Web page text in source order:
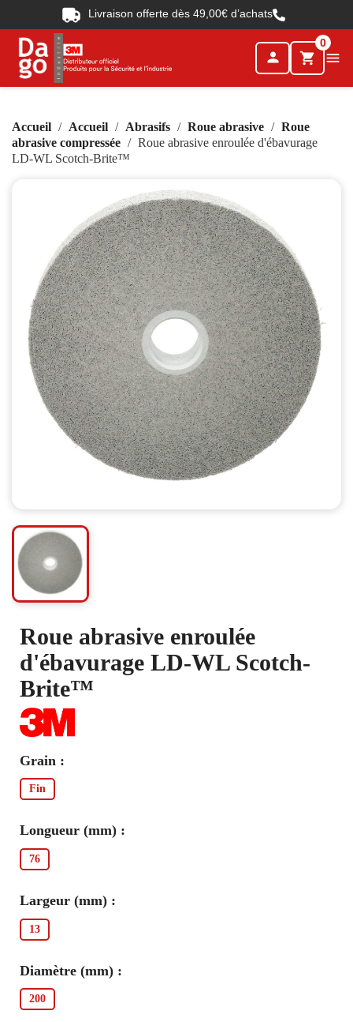
Livraison offerte dès 49,00€ d’achats
person shopping_cart
0

Accueil Accueil Abrasifs Roue abrasive
Roue
abrasive compressée
Roue abrasive enroulée d'ébavurage
LD-WL Scotch-Brite™
Roue abrasive enroulée
d'ébavurage LD-WL Scotch-
Brite™
Grain :
Fin
Longueur (mm) :
76
Largeur (mm) :
13
Diamètre (mm) :
200